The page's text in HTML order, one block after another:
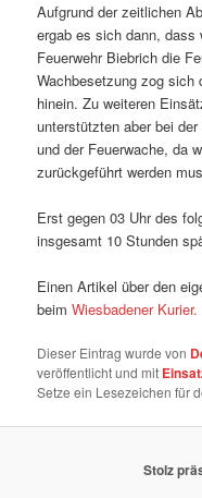
Aufgrund der zeitlichen
ergab es sich dann, dass
Feuerwehr Biebrich die
Wachbesetzung zog sich
hinein. Zu weiteren
unterstützten aber bei
und der Feuerwache, da
zurückgeführt werden
Erst gegen 03 Uhr des
insgesamt 10 Stunden
Einen Artikel über den
beimWiesbadener Kurier.
Dieser Eintrag wurde von
veröffentlicht und mit
Setze ein Lesezeichen für
Stolz